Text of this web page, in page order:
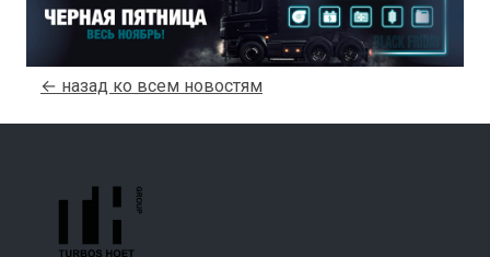
← назад ко всем новостям